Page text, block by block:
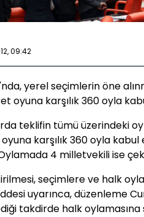
09:42
yerel seçimlerin öne
oyuna karşılık 360 oyla
teklifin tümü üzerindeki
karşılık 360 oyla kabul
4 milletvekili ise
seçimlere ve halk
uyarınca, düzenleme
takdirde halk oylamasına